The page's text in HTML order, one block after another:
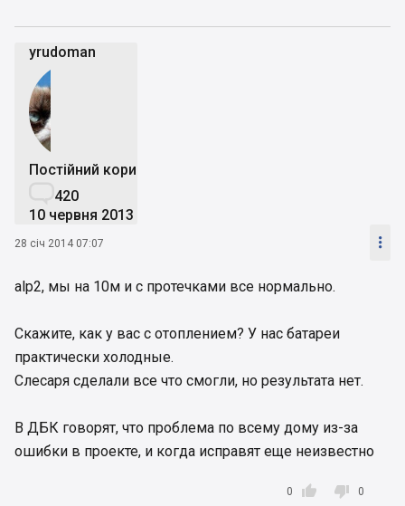
yrudoman
Постійний користувач
420
10 червня 2013
28 січ 2014 07:07 
alp2, мы на 10м и с протечками все нормально.
Скажите, как у вас с отоплением? У нас батареи
практически холодные.
Слесаря сделали все что смогли, но результата нет.
В ДБК говорят, что проблема по всему дому из-за
ошибки в проекте, и когда исправят еще неизвестно

0  0